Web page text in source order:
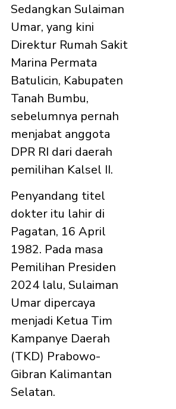
Sedangkan Sulaiman
Umar, yang kini
Direktur Rumah Sakit
Marina Permata
Batulicin, Kabupaten
Tanah Bumbu,
sebelumnya pernah
menjabat anggota
DPR RI dari daerah
pemilihan Kalsel II.
Penyandang titel
dokter itu lahir di
Pagatan, 16 April
1982. Pada masa
Pemilihan Presiden
2024 lalu, Sulaiman
Umar dipercaya
menjadi Ketua Tim
Kampanye Daerah
(TKD) Prabowo-
Gibran Kalimantan
Selatan.